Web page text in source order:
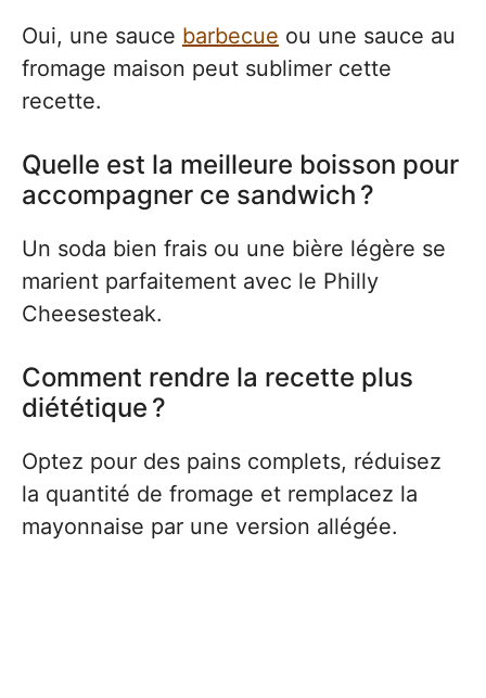
Oui, une sauce barbecue ou une sauce au
fromage maison peut sublimer cette
recette.
Quelle est la meilleure boisson pour
accompagner ce sandwich ?
Un soda bien frais ou une bière légère se
marient parfaitement avec le Philly
Cheesesteak.
Comment rendre la recette plus
diététique ?
Optez pour des pains complets, réduisez
la quantité de fromage et remplacez la
mayonnaise par une version allégée.